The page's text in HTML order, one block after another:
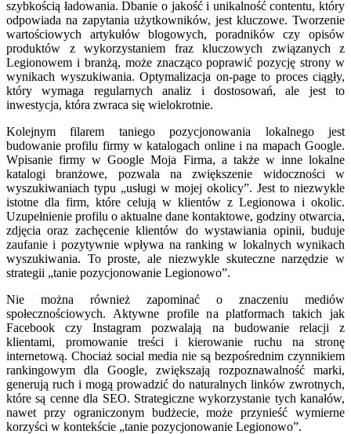
szybkością ładowania. Dbanie o jakość i unikalność contentu, który
odpowiada na zapytania użytkowników, jest kluczowe. Tworzenie
wartościowych artykułów blogowych, poradników czy opisów
produktów z wykorzystaniem fraz kluczowych związanych z
Legionowem i branżą, może znacząco poprawić pozycję strony w
wynikach wyszukiwania. Optymalizacja on-page to proces ciągły,
który wymaga regularnych analiz i dostosowań, ale jest to
inwestycja, która zwraca się wielokrotnie.
Kolejnym filarem taniego pozycjonowania lokalnego jest
budowanie profilu firmy w katalogach online i na mapach Google.
Wpisanie firmy w Google Moja Firma, a także w inne lokalne
katalogi branżowe, pozwala na zwiększenie widoczności w
wyszukiwaniach typu „usługi w mojej okolicy”. Jest to niezwykle
istotne dla firm, które celują w klientów z Legionowa i okolic.
Uzupełnienie profilu o aktualne dane kontaktowe, godziny otwarcia,
zdjęcia oraz zachęcenie klientów do wystawiania opinii, buduje
zaufanie i pozytywnie wpływa na ranking w lokalnych wynikach
wyszukiwania. To proste, ale niezwykle skuteczne narzędzie w
strategii „tanie pozycjonowanie Legionowo”.
Nie można również zapominać o znaczeniu mediów
społecznościowych. Aktywne profile na platformach takich jak
Facebook czy Instagram pozwalają na budowanie relacji z
klientami, promowanie treści i kierowanie ruchu na stronę
internetową. Chociaż social media nie są bezpośrednim czynnikiem
rankingowym dla Google, zwiększają rozpoznawalność marki,
generują ruch i mogą prowadzić do naturalnych linków zwrotnych,
które są cenne dla SEO. Strategiczne wykorzystanie tych kanałów,
nawet przy ograniczonym budżecie, może przynieść wymierne
korzyści w kontekście „tanie pozycjonowanie Legionowo”.